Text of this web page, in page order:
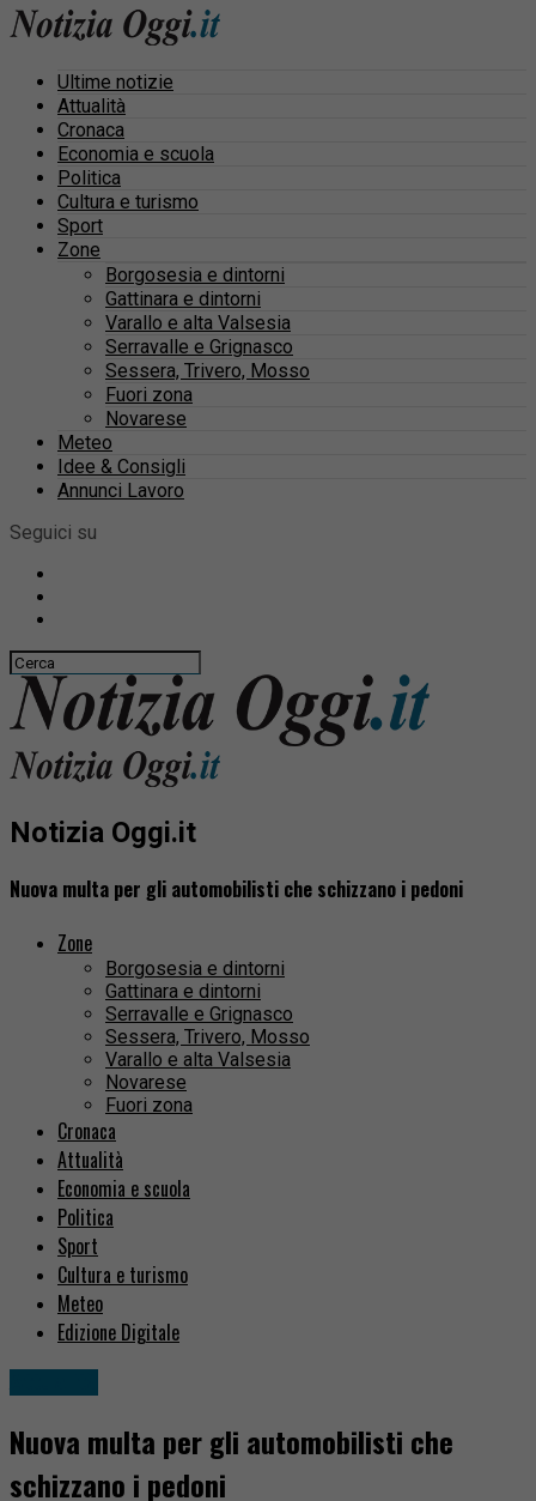
Ultime notizie
Attualità
Cronaca
Economia e scuola
Politica
Cultura e turismo
Sport
Zone
Borgosesia e dintorni
Gattinara e dintorni
Varallo e alta Valsesia
Serravalle e Grignasco
Sessera, Trivero, Mosso
Fuori zona
Novarese
Meteo
Idee & Consigli
Annunci Lavoro
Seguici su
Notizia Oggi.it
Nuova multa per gli automobilisti che schizzano i pedoni
Zone
Borgosesia e dintorni
Gattinara e dintorni
Serravalle e Grignasco
Sessera, Trivero, Mosso
Varallo e alta Valsesia
Novarese
Fuori zona
Cronaca
Attualità
Economia e scuola
Politica
Sport
Cultura e turismo
Meteo
Edizione Digitale
Nuova multa per gli automobilisti che
schizzano i pedoni